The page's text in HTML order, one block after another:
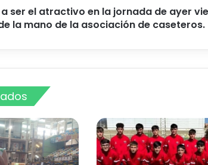
ser el atractivo en la jornada de ayer
la mano de la asociación de caseteros.